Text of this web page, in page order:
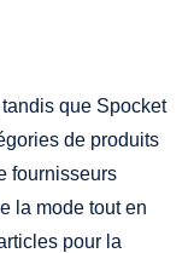
que Spocket
de produits
fournisseurs
la mode tout en
pour la